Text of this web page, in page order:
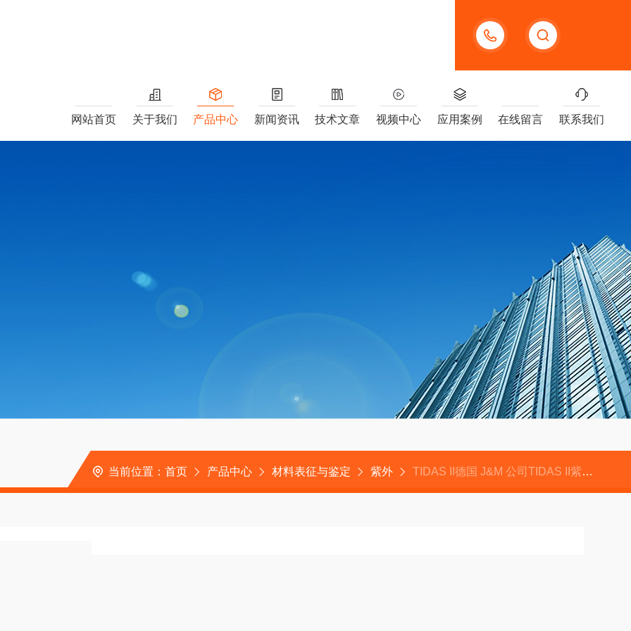
13391005955
网站首页 关于我们 产品中心 新闻资讯 技术文章 视频中心 应用案例 在线留言 联系我们
当前位置： 首页 产品中心 材料表征与鉴定 紫外 TIDAS II德国 J&M 公司TIDAS II紫外/可见/近红外分光光谱仪